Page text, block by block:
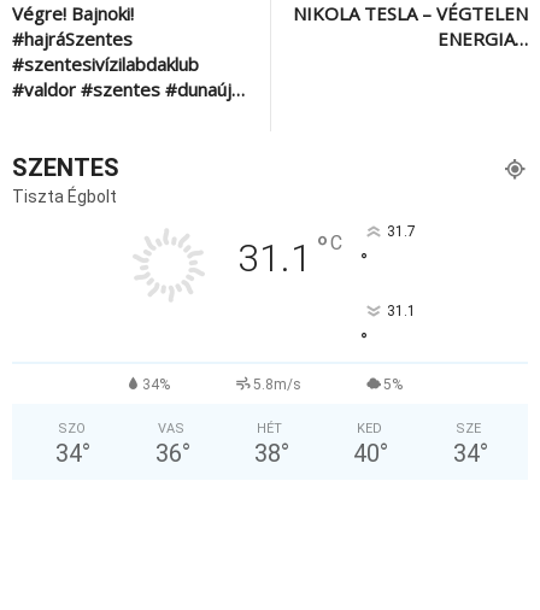
Végre! Bajnoki!
#hajráSzentes
#szentesivízilabdaklub
#valdor #szentes #dunaúj…
NIKOLA TESLA – VÉGTELEN
ENERGIA…
SZENTES
Tiszta Égbolt
31.1 °C 31.7
°
31.1
°
34% 5.8m/s 5%
SZO
34°
VAS
36°
HÉT
38°
KED
40°
SZE
34°